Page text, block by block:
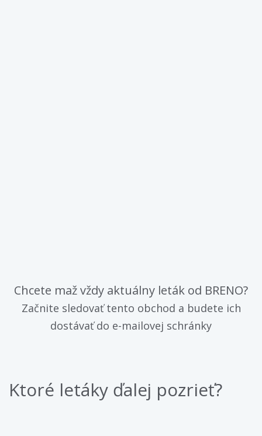
Chcete maž vždy aktuálny leták od BRENO?
Začnite sledovať tento obchod a budete ich
dostávať do e-mailovej schránky
Ktoré letáky ďalej pozrieť?